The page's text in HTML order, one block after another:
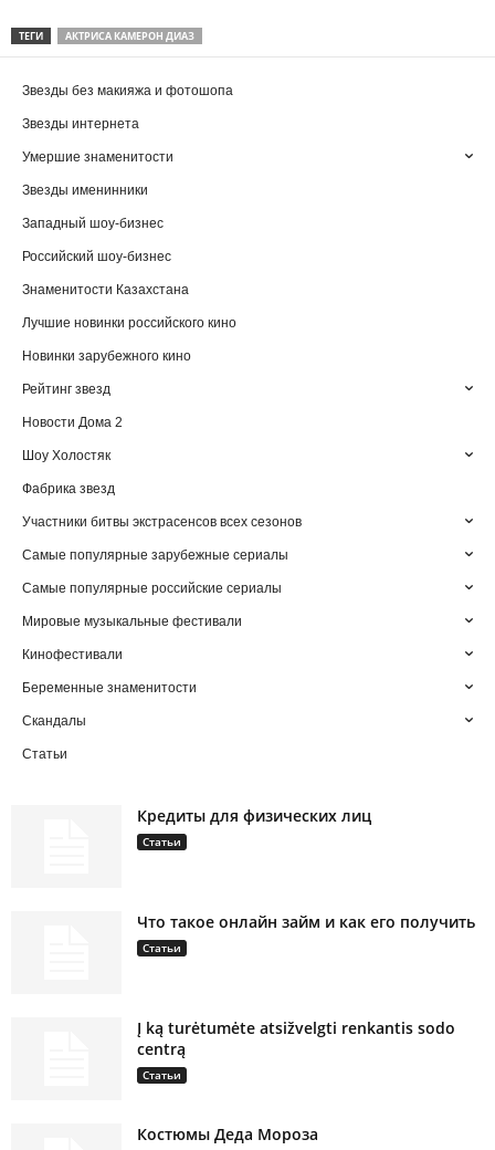
ТЕГИ АКТРИСА КАМЕРОН ДИАЗ
Звезды без макияжа и фотошопа
Звезды интернета
Умершие знаменитости
Звезды именинники
Западный шоу-бизнес
Российский шоу-бизнес
Знаменитости Казахстана
Лучшие новинки российского кино
Новинки зарубежного кино
Рейтинг звезд
Новости Дома 2
Шоу Холостяк
Фабрика звезд
Участники битвы экстрасенсов всех сезонов
Самые популярные зарубежные сериалы
Самые популярные российские сериалы
Мировые музыкальные фестивали
Кинофестивали
Беременные знаменитости
Скандалы
Статьи
Кредиты для физических лиц
Статьи
Что такое онлайн займ и как его получить
Статьи
Į ką turėtumėte atsižvelgti renkantis sodo
centrą
Статьи
Костюмы Деда Мороза